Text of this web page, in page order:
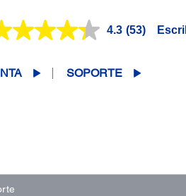
4.3 Lea
Enlace
en
(53)
SOPORTE